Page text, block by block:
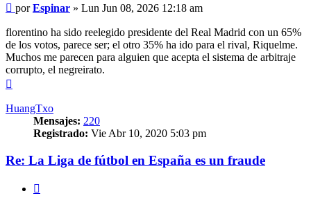
Mensaje
porEspinar » Lun Jun 08, 2026 12:18 am
florentino ha sido reelegido presidente del Real Madrid con un 65%
de los votos, parece ser; el otro 35% ha ido para el rival, Riquelme.
Muchos me parecen para alguien que acepta el sistema de arbitraje
corrupto, el negreirato.
HuangTxo
Mensajes: 220
Registrado: Vie Abr 10, 2020 5:03 pm
Re: La Liga de fútbol en España es un fraude